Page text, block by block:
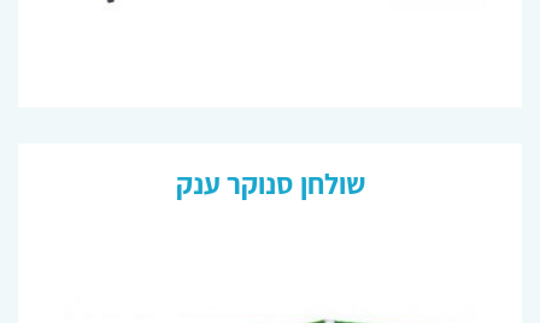
שולחן סנוקר ענק